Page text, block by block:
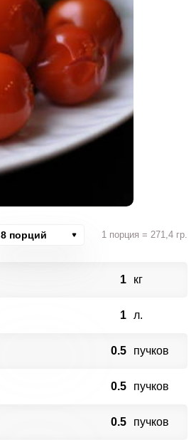
8 порций 1 порция = 271,4 гр.
1 кг
1 л.
0.5 пучков
0.5 пучков
0.5 пучков